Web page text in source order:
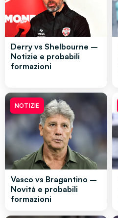
Derry vs Shelbourne –
Notizie e probabili
formazioni
NOTIZIE
Vasco vs Bragantino –
Novità e probabili
formazioni